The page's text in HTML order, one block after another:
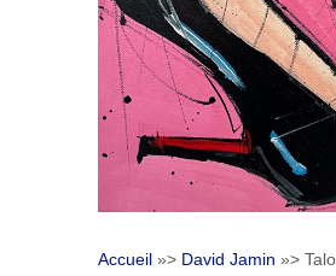
Accueil»> David Jamin »>